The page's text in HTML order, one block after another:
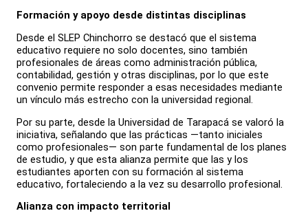
Formación y apoyo desde distintas disciplinas
Desde el SLEP Chinchorro se destacó que el sistema
educativo requiere no solo docentes, sino también
profesionales de áreas como administración pública,
contabilidad, gestión y otras disciplinas, por lo que este
convenio permite responder a esas necesidades mediante
un vínculo más estrecho con la universidad regional.
Por su parte, desde la Universidad de Tarapacá se valoró la
iniciativa, señalando que las prácticas —tanto iniciales
como profesionales— son parte fundamental de los planes
de estudio, y que esta alianza permite que las y los
estudiantes aporten con su formación al sistema
educativo, fortaleciendo a la vez su desarrollo profesional.
Alianza con impacto territorial